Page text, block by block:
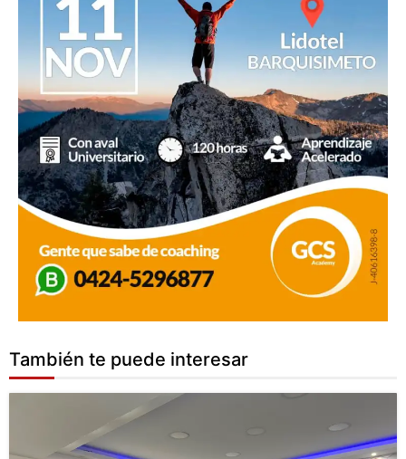
También te puede interesar